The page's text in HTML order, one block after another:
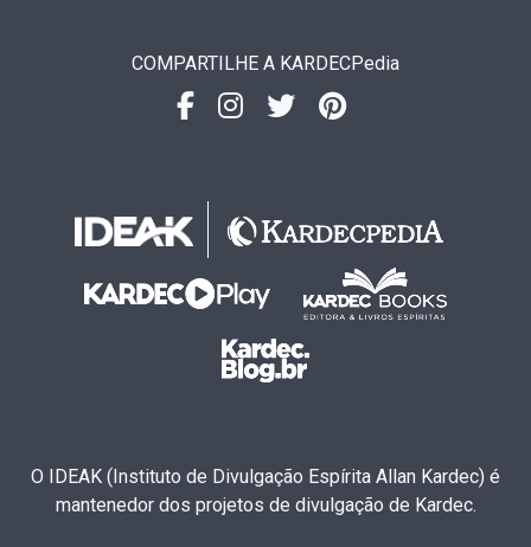
COMPARTILHE A KARDECPedia
O IDEAK (Instituto de Divulgação Espírita Allan Kardec) é
mantenedor dos projetos de divulgação de Kardec.